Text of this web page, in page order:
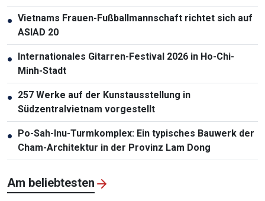
● Vietnams Frauen-Fußballmannschaft richtet sich auf
ASIAD 20
● Internationales Gitarren-Festival 2026 in Ho-Chi-
Minh-Stadt
● 257 Werke auf der Kunstausstellung in
Südzentralvietnam vorgestellt
● Po-Sah-Inu-Turmkomplex: Ein typisches Bauwerk der
Cham-Architektur in der Provinz Lam Dong
Am beliebtesten